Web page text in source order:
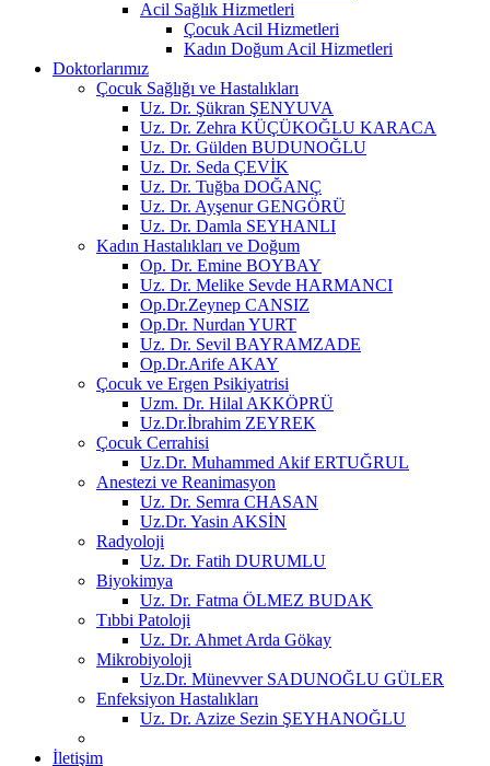
Acil Sağlık Hizmetleri
Çocuk Acil Hizmetleri
Kadın Doğum Acil Hizmetleri
Doktorlarımız
Çocuk Sağlığı ve Hastalıkları
Uz. Dr. Şükran ŞENYUVA
Uz. Dr. Zehra KÜÇÜKOĞLU KARACA
Uz. Dr. Gülden BUDUNOĞLU
Uz. Dr. Seda ÇEVİK
Uz. Dr. Tuğba DOĞANÇ
Uz. Dr. Ayşenur GENGÖRÜ
Uz. Dr. Damla SEYHANLI
Kadın Hastalıkları ve Doğum
Op. Dr. Emine BOYBAY
Uz. Dr. Melike Sevde HARMANCI
Op.Dr.Zeynep CANSIZ
Op.Dr. Nurdan YURT
Uz. Dr. Sevil BAYRAMZADE
Op.Dr.Arife AKAY
Çocuk ve Ergen Psikiyatrisi
Uzm. Dr. Hilal AKKÖPRÜ
Uz.Dr.İbrahim ZEYREK
Çocuk Cerrahisi
Uz.Dr. Muhammed Akif ERTUĞRUL
Anestezi ve Reanimasyon
Uz. Dr. Semra CHASAN
Uz.Dr. Yasin AKSİN
Radyoloji
Uz. Dr. Fatih DURUMLU
Biyokimya
Uz. Dr. Fatma ÖLMEZ BUDAK
Tıbbi Patoloji
Uz. Dr. Ahmet Arda Gökay
Mikrobiyoloji
Uz.Dr. Münevver SADUNOĞLU GÜLER
Enfeksiyon Hastalıkları
Uz. Dr. Azize Sezin ŞEYHANOĞLU
İletişim